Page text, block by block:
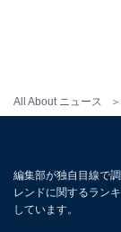
All About ニュース
編集部が独自目線で
レンドに関するラン
しています。